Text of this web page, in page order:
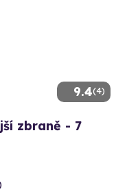
9.4(4)
zbraně - 7